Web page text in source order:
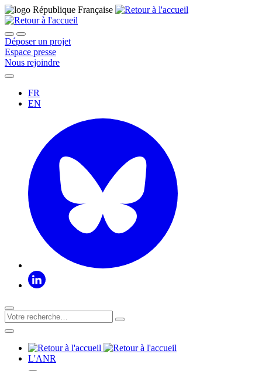
Déposer un projet
Espace presse
Nous rejoindre
FR
EN
L'ANR